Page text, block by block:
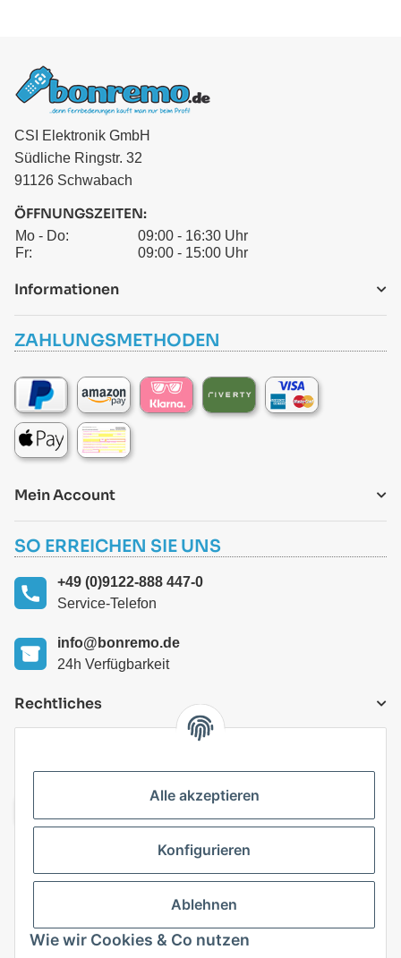
CSI Elektronik GmbH
Südliche Ringstr. 32
91126 Schwabach
ÖFFNUNGSZEITEN:
Mo - Do:
09:00 - 16:30 Uhr
Fr:
09:00 - 15:00 Uhr
Informationen
ZAHLUNGSMETHODEN
Mein Account
SO ERREICHEN SIE UNS
+49 (0)9122-888 447-0
Service-Telefon
info@bonremo.de
24h Verfügbarkeit
Rechtliches
Vertrag widerrufen
Alle akzeptieren
Konfigurieren
Ablehnen
Wie wir Cookies & Co nutzen